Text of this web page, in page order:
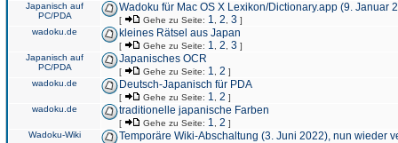
Japanisch auf
PC/PDA
Wadoku für Mac OS X Lexikon/Dictionary.app (9. Januar
[ Gehe zu Seite: 1 2 3 ]
wadoku.de
kleines Rätsel aus Japan
[ Gehe zu Seite: 1 2 3 ]
Japanisch auf
PC/PDA
Japanisches OCR
[ Gehe zu Seite: 1 2 ]
wadoku.de
Deutsch-Japanisch für PDA
[ Gehe zu Seite: 1 2 ]
wadoku.de
traditionelle japanische Farben
[ Gehe zu Seite: 1 2 ]
Wadoku-Wiki
Temporäre Wiki-Abschaltung (3. Juni 2022), nun wieder